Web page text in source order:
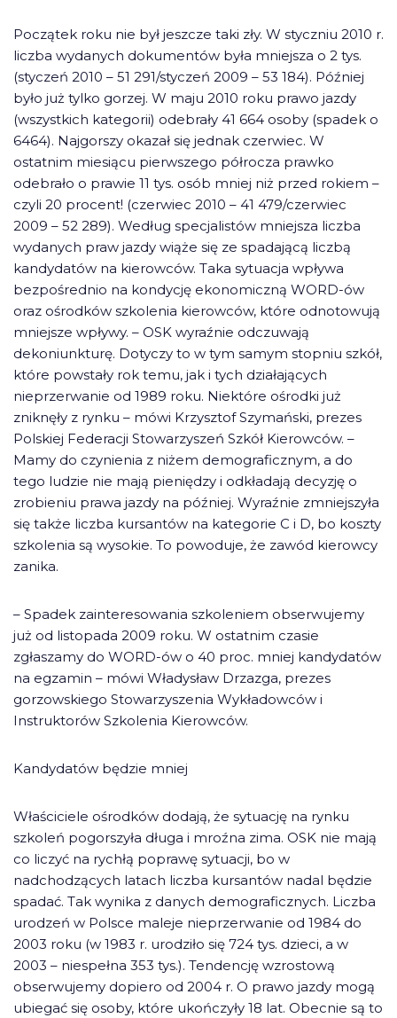
Początek roku nie był jeszcze taki zły. W styczniu 2010 r.
liczba wydanych dokumentów była mniejsza o 2 tys.
(styczeń 2010 – 51 291/styczeń 2009 – 53 184). Później
było już tylko gorzej. W maju 2010 roku prawo jazdy
(wszystkich kategorii) odebrały 41 664 osoby (spadek o
6464). Najgorszy okazał się jednak czerwiec. W
ostatnim miesiącu pierwszego półrocza prawko
odebrało o prawie 11 tys. osób mniej niż przed rokiem –
czyli 20 procent! (czerwiec 2010 – 41 479/czerwiec
2009 – 52 289). Według specjalistów mniejsza liczba
wydanych praw jazdy wiąże się ze spadającą liczbą
kandydatów na kierowców. Taka sytuacja wpływa
bezpośrednio na kondycję ekonomiczną WORD-ów
oraz ośrodków szkolenia kierowców, które odnotowują
mniejsze wpływy. – OSK wyraźnie odczuwają
dekoniunkturę. Dotyczy to w tym samym stopniu szkół,
które powstały rok temu, jak i tych działających
nieprzerwanie od 1989 roku. Niektóre ośrodki już
zniknęły z rynku – mówi Krzysztof Szymański, prezes
Polskiej Federacji Stowarzyszeń Szkół Kierowców. –
Mamy do czynienia z niżem demograficznym, a do
tego ludzie nie mają pieniędzy i odkładają decyzję o
zrobieniu prawa jazdy na później. Wyraźnie zmniejszyła
się także liczba kursantów na kategorie C i D, bo koszty
szkolenia są wysokie. To powoduje, że zawód kierowcy
zanika.
– Spadek zainteresowania szkoleniem obserwujemy
już od listopada 2009 roku. W ostatnim czasie
zgłaszamy do WORD-ów o 40 proc. mniej kandydatów
na egzamin – mówi Władysław Drzazga, prezes
gorzowskiego Stowarzyszenia Wykładowców i
Instruktorów Szkolenia Kierowców.
Kandydatów będzie mniej
Właściciele ośrodków dodają, że sytuację na rynku
szkoleń pogorszyła długa i mroźna zima. OSK nie mają
co liczyć na rychłą poprawę sytuacji, bo w
nadchodzących latach liczba kursantów nadal będzie
spadać. Tak wynika z danych demograficznych. Liczba
urodzeń w Polsce maleje nieprzerwanie od 1984 do
2003 roku (w 1983 r. urodziło się 724 tys. dzieci, a w
2003 – niespełna 353 tys.). Tendencję wzrostową
obserwujemy dopiero od 2004 r. O prawo jazdy mogą
ubiegać się osoby, które ukończyły 18 lat. Obecnie są to